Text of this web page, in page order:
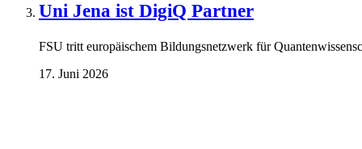
Uni Jena ist DigiQ Partner
FSU tritt europäischem Bildungsnetzwerk für
17. Juni 2026